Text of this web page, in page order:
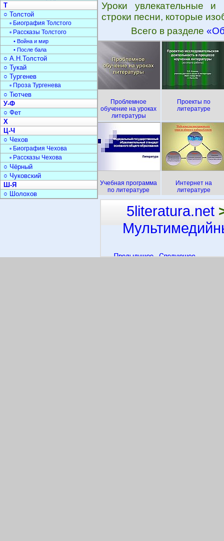
Уроки увлекательные
строки песни, которые
Всего в разделе
Проблемное
обучение на уроках
литературы
Проекты по
литературе
Учебная программа
по литературе
Интернет на
литературе
Т
○ Толстой
▫ Биография Толстого
▫ Рассказы Толстого
• Война и мир
• После бала
○ А.Н.Толстой
○ Тукай
○ Тургенев
▫ Проза Тургенева
○ Тютчев
У-Ф
○ Фет
Х
Ц-Ч
○ Чехов
▫ Биография Чехова
▫ Рассказы Чехова
○ Чёрный
○ Чуковский
Ш-Я
○ Шолохов
5literatura.net